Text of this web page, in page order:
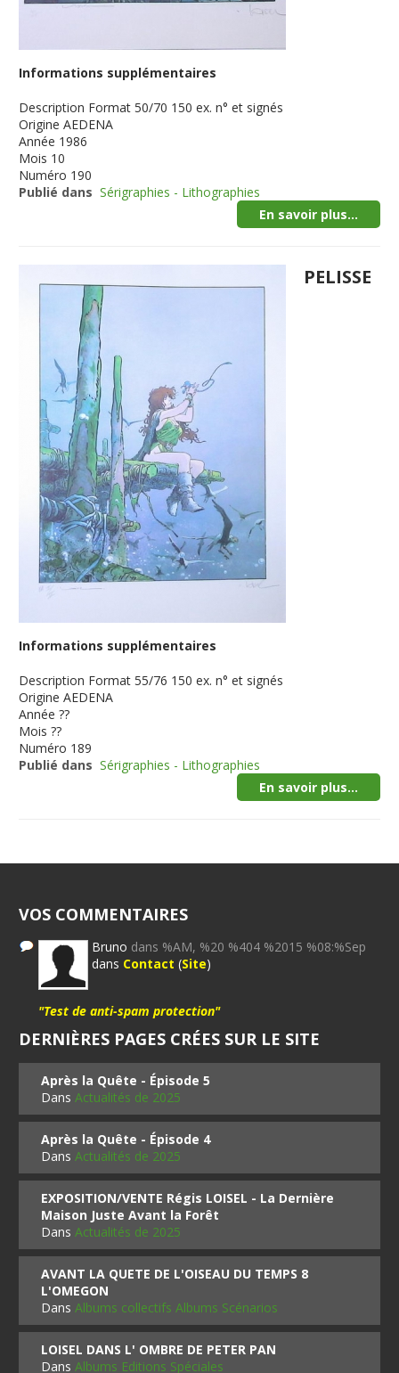
Informations supplémentaires
Description Format 50/70 150 ex. n° et signés
Origine AEDENA
Année 1986
Mois 10
Numéro 190
Publié dans Sérigraphies - Lithographies
En savoir plus...
PELISSE
Informations supplémentaires
Description Format 55/76 150 ex. n° et signés
Origine AEDENA
Année ??
Mois ??
Numéro 189
Publié dans Sérigraphies - Lithographies
En savoir plus...
VOS COMMENTAIRES
Bruno dans %AM, %20 %404 %2015 %08:%Sep
dans Contact (Site)
"Test de anti-spam protection"
DERNIÈRES PAGES CRÉES SUR LE SITE
Après la Quête - Épisode 5
DansActualités de 2025
Après la Quête - Épisode 4
DansActualités de 2025
EXPOSITION/VENTE Régis LOISEL - La Dernière
Maison Juste Avant la Forêt
DansActualités de 2025
AVANT LA QUETE DE L'OISEAU DU TEMPS 8
L'OMEGON
DansAlbums collectifs Albums Scénarios
LOISEL DANS L' OMBRE DE PETER PAN
DansAlbums Editions Spéciales